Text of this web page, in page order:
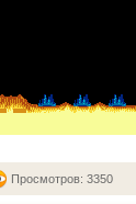
Просмотров: 3350